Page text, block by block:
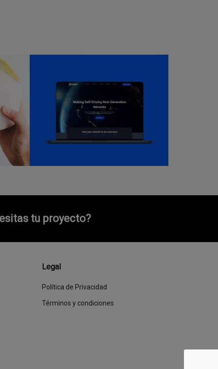
tu proyecto?
Legal
Política de Privacidad
Términos y condiciones